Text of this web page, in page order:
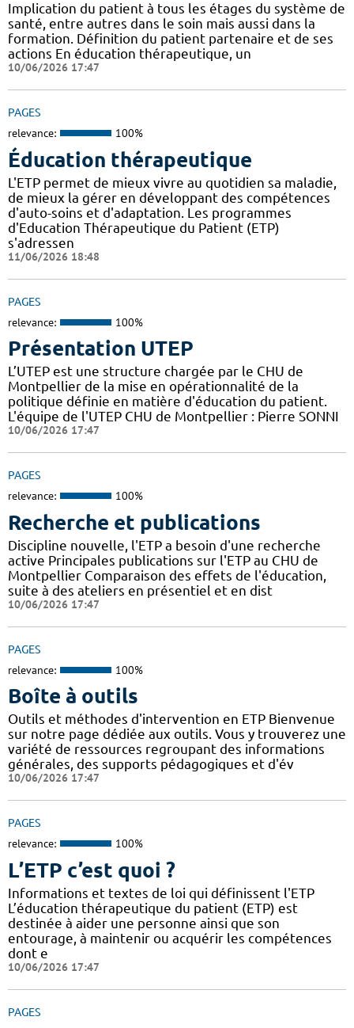
Implication du patient à tous les étages du système de
santé, entre autres dans le soin mais aussi dans la
formation. Définition du patient partenaire et de ses
actions En éducation thérapeutique, un
10/06/2026 17:47
PAGES
relevance: 100%
Éducation thérapeutique
L'ETP permet de mieux vivre au quotidien sa maladie,
de mieux la gérer en développant des compétences
d'auto-soins et d'adaptation. Les programmes
d'Education Thérapeutique du Patient (ETP)
s'adressen
11/06/2026 18:48
PAGES
relevance: 100%
Présentation UTEP
L’UTEP est une structure chargée par le CHU de
Montpellier de la mise en opérationnalité de la
politique définie en matière d'éducation du patient.
L'équipe de l'UTEP CHU de Montpellier : Pierre SONNI
10/06/2026 17:47
PAGES
relevance: 100%
Recherche et publications
Discipline nouvelle, l'ETP a besoin d'une recherche
active Principales publications sur l'ETP au CHU de
Montpellier Comparaison des effets de l'éducation,
suite à des ateliers en présentiel et en dist
10/06/2026 17:47
PAGES
relevance: 100%
Boîte à outils
Outils et méthodes d'intervention en ETP Bienvenue
sur notre page dédiée aux outils. Vous y trouverez une
variété de ressources regroupant des informations
générales, des supports pédagogiques et d'év
10/06/2026 17:47
PAGES
relevance: 100%
L’ETP c’est quoi ?
Informations et textes de loi qui définissent l'ETP
L’éducation thérapeutique du patient (ETP) est
destinée à aider une personne ainsi que son
entourage, à maintenir ou acquérir les compétences
dont e
10/06/2026 17:47
PAGES